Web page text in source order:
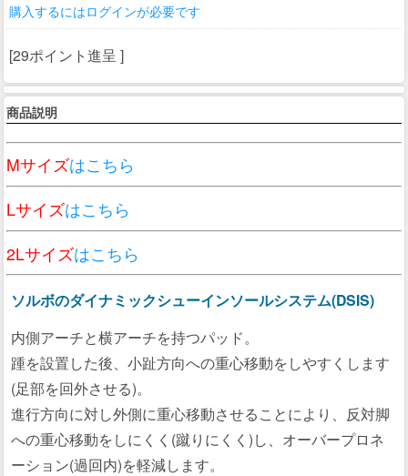
購入するにはログインが必要です
[29ポイント進呈 ]
商品説明
Mサイズはこちら
Lサイズはこちら
2Lサイズはこちら
ソルボのダイナミックシューインソールシステム(DSIS)
内側アーチと横アーチを持つパッド。
踵を設置した後、小趾方向への重心移動をしやすくします
(足部を回外させる)。
進行方向に対し外側に重心移動させることにより、反対脚
への重心移動をしにくく(蹴りにくく)し、オーバープロネ
ーション(過回内)を軽減します。